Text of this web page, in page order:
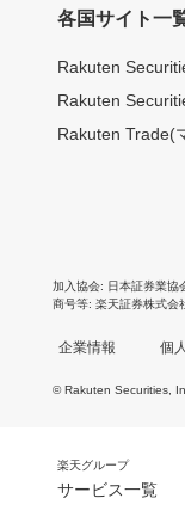
各国サイト一
Rakuten
Rakuten
Rakuten Trade(
加入協会 日本証券業協
商号等 楽天証券株式会
企業情報 個
© Rakuten Securities,
楽天グループ
サービス一覧